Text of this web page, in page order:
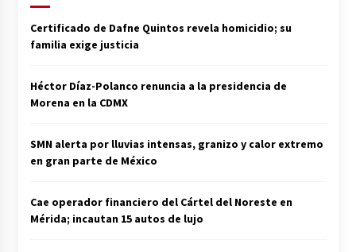
Certificado de Dafne Quintos revela homicidio; su
familia exige justicia
Héctor Díaz-Polanco renuncia a la presidencia de
Morena en la CDMX
SMN alerta por lluvias intensas, granizo y calor extremo
en gran parte de México
Cae operador financiero del Cártel del Noreste en
Mérida; incautan 15 autos de lujo